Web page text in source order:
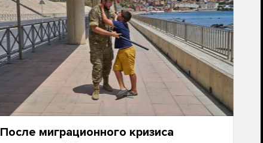
После миграционного кризиса